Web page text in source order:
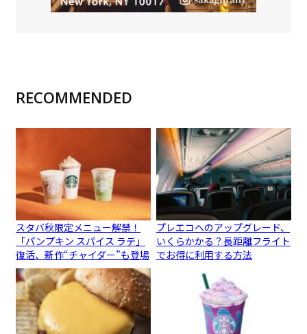
RECOMMENDED
スタバ秋限定メニュー解禁！
「パンプキン スパイス ラテ」
復活、新作“チャイダー”も登場
プレエコへのアップグレード、
いくらかかる？長距離フライト
でお得に利用する方法